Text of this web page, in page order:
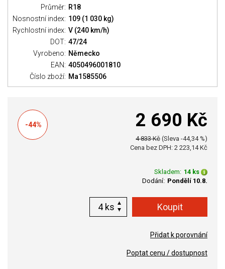
Průměr: R18
Nosnostní index: 109 (1 030 kg)
Rychlostní index: V (240 km/h)
DOT: 47/24
Vyrobeno: Německo
EAN: 4050496001810
Číslo zboží: Ma1585506
-44% 2 690 Kč
4 833 Kč (Sleva -44,34 %)
Cena bez DPH: 2 223,14 Kč
Skladem: 14 ks
Dodání: Pondělí 10.8.
ks
Přidat k porovnání
Poptat cenu / dostupnost